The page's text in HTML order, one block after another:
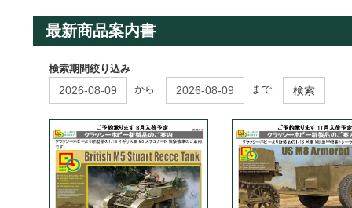
最新商品案内書
検索期間絞り込み
から
まで 検索